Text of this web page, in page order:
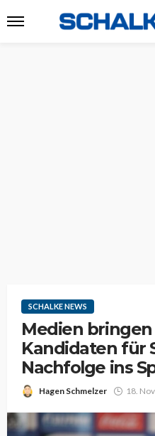
SCHALKE NEWS
Medien
Kandidaten für
Nachfolge ins
Hagen Schmelzer 18.